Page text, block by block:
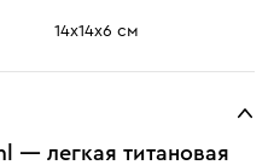
14х14х6 см
— легкая титановая